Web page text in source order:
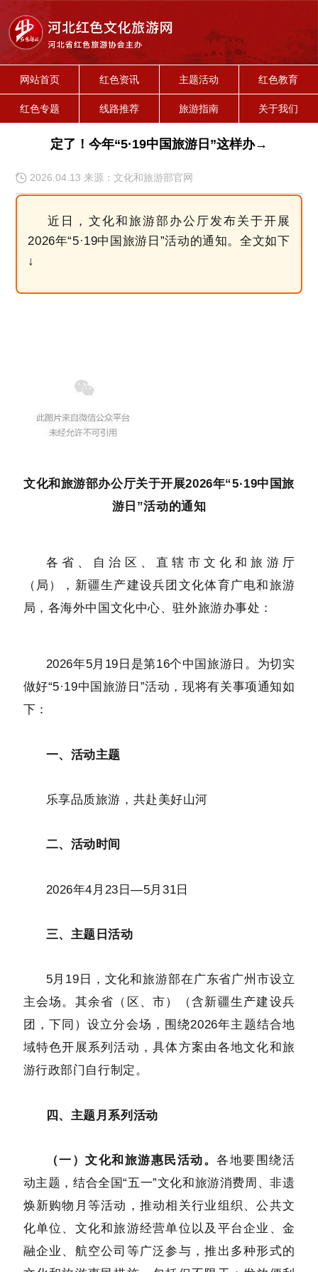
网站首页 红色资讯 主题活动 红色教育
红色专题 线路推荐 旅游指南 关于我们
定了！今年“5·19中国旅游日”这样办→
2026.04.13 来源：文化和旅游部官网
近日，文化和旅游部办公厅发布关于开展
2026年“5·19中国旅游日”活动的通知。全文如下
↓
文化和旅游部办公厅关于开展2026年“5·19中国旅
游日”活动的通知
各省、自治区、直辖市文化和旅游厅
（局），新疆生产建设兵团文化体育广电和旅游
局，各海外中国文化中心、驻外旅游办事处：
2026年5月19日是第16个中国旅游日。为切实
做好“5·19中国旅游日”活动，现将有关事项通知如
下：
一、活动主题
乐享品质旅游，共赴美好山河
二、活动时间
2026年4月23日—5月31日
三、主题日活动
5月19日，文化和旅游部在广东省广州市设立
主会场。其余省（区、市）（含新疆生产建设兵
团，下同）设立分会场，围绕2026年主题结合地
域特色开展系列活动，具体方案由各地文化和旅
游行政部门自行制定。
四、主题月系列活动
（一）文化和旅游惠民活动。各地要围绕活
动主题，结合全国“五一”文化和旅游消费周、非遗
焕新购物月等活动，推动相关行业组织、公共文
化单位、文化和旅游经营单位以及平台企业、金
融企业、航空公司等广泛参与，推出多种形式的